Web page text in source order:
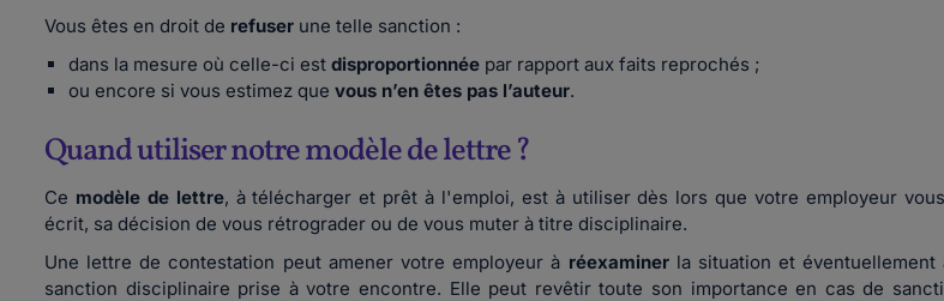
Vous êtes en droit de refuser une telle sanction :
dans la mesure où celle-ci est disproportionnée par rapport aux faits reprochés ;
ou encore si vous estimez que vous n’en êtes pas l’auteur.
Quand utiliser notre modèle de lettre ?
Ce modèle de lettre, à télécharger et prêt à l'emploi, est à utiliser dès lors que votre employeur vous
écrit, sa décision de vous rétrograder ou de vous muter à titre disciplinaire.
Une lettre de contestation peut amener votre employeur à réexaminerla situation et éventuellement
sanction disciplinaire prise à votre encontre. Elle peut revêtir toute son importance en cas de